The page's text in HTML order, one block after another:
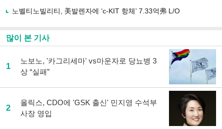
노벨티노빌리티, 美발렌자에 ‘c-KIT 항체’ 7.33억弗 L/O
많이 본 기사
1
노보노, '카그리세마' vs마운자로 당뇨병 3
상 “실패”
2
올릭스, CDO에 'GSK 출신' 민지영 수석부
사장 영입